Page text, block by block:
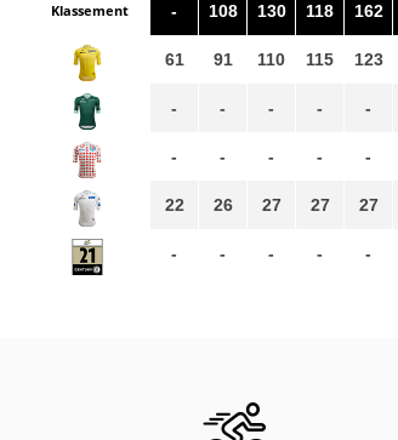
Klassement -
61
-
-
22
-
108
91
-
-
26
-
130
110
-
-
27
-
118
115
-
-
27
-
162
123
-
-
27
-